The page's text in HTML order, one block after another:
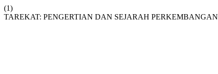
(1)
TAREKAT: PENGERTIAN DAN SEJARAH